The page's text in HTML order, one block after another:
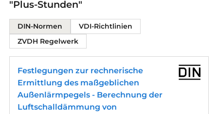
"Plus-Stunden"
DIN-Normen
VDI-Richtlinien
ZVDH Regelwerk
Festlegungen zur rechnerische
Ermittlung des maßgeblichen
Außenlärmpegels - Berechnung der
Luftschalldämmung von